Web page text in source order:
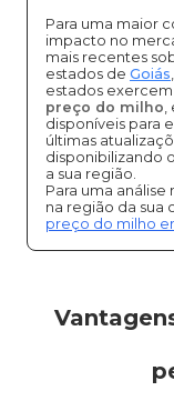
Para uma maior
impacto no
mais recentes
estados de Goiás,
estados
preço do milho,
disponíveis para
últimas
disponibilizando
a sua região.
Para uma
na região da sua
preço do milho